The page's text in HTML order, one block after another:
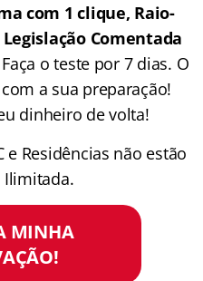
com 1 clique, Raio-
Comentada
o teste por 7 dias. O
a sua preparação!
dinheiro de volta!
e Residências não estão
Ilimitada.
MINHA